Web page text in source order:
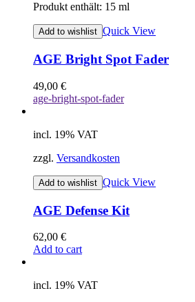
Produkt enthält: 15 ml
Add to wishlist Quick View
AGE Bright Spot Fader
49,00 €
age-bright-spot-fader
incl. 19% VAT
zzgl. Versandkosten
Add to wishlist Quick View
AGE Defense Kit
62,00 €
Add to cart
incl. 19% VAT